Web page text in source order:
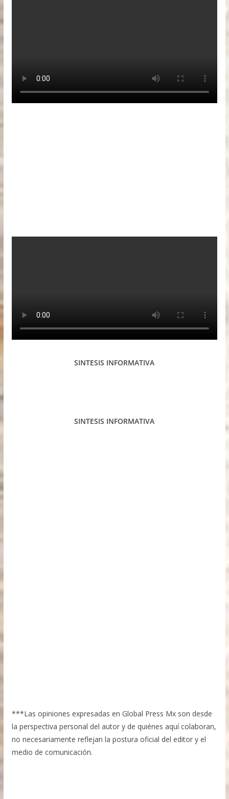
SINTESIS INFORMATIVA
SINTESIS INFORMATIVA
***Las opiniones expresadas en Global Press Mx son desde
la perspectiva personal del autor y de quiénes aquí colaboran,
no necesariamente reflejan la postura oficial del editor y el
medio de comunicación.